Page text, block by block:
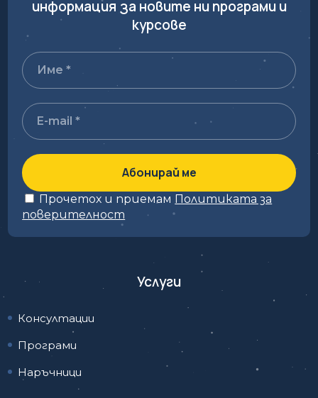
информация за новите ни програми и
курсове
Прочетох и приемам Политиката за
поверителност
Услуги
Консултации
Програми
Наръчници